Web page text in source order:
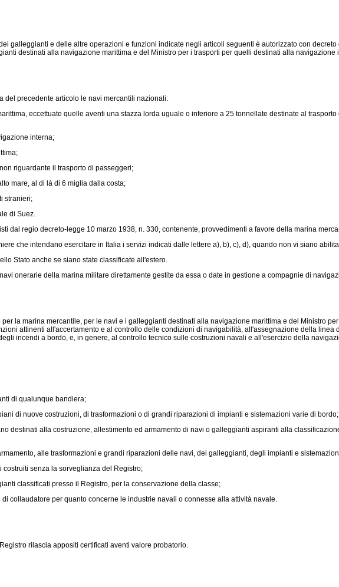
galleggianti e delle altre operazioni e funzioni indicate negli articoli seguenti è autorizzato con
destinati alla navigazione marittima e del Ministro per i trasporti per quelli destinati alla navigazione
precedente articolo le navi mercantili nazionali:
eccettuate quelle aventi una stazza lorda uguale o inferiore a 25 tonnellate destinate al
interna;
riguardante il trasporto di passeggeri;
mare, al di là di 6 miglia dalla costa;
stranieri;
di Suez.
dal regio decreto-legge 10 marzo 1938, n. 330, contenente, provvedimenti a favore della marina
che intendano esercitare in Italia i servizi indicati dalle lettere a), b), c), d), quando non vi siano
Stato anche se siano state classificate all'estero.
onerarie della marina militare direttamente gestite da essa o date in gestione a compagnie di
la marina mercantile, per le navi e i galleggianti destinati alla navigazione marittima e del Ministro
attinenti all'accertamento e al controllo delle condizioni di navigabilità, all'assegnazione della
incendi a bordo, e, in genere, al controllo tecnico sulle costruzioni navali e all'esercizio della
di qualunque bandiera;
di nuove costruzioni, di trasformazioni o di grandi riparazioni di impianti e sistemazioni varie di bordo;
destinati alla costruzione, allestimento ed armamento di navi o galleggianti aspiranti alla
alle trasformazioni e grandi riparazioni delle navi, dei galleggianti, degli impianti e
senza la sorveglianza del Registro;
classificati presso il Registro, per la conservazione della classe;
collaudatore per quanto concerne le industrie navali o connesse alla attività navale.
rilascia appositi certificati aventi valore probatorio.